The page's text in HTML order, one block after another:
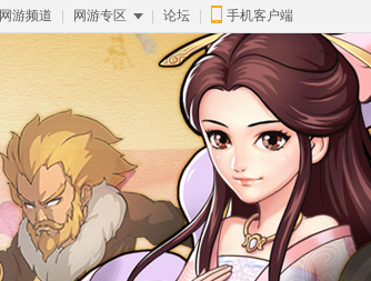
网游频道 网游专区 论坛 手机客户端